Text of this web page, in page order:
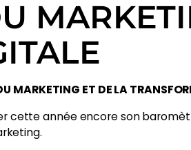
MARKETING ET DE LA
cette année encore son